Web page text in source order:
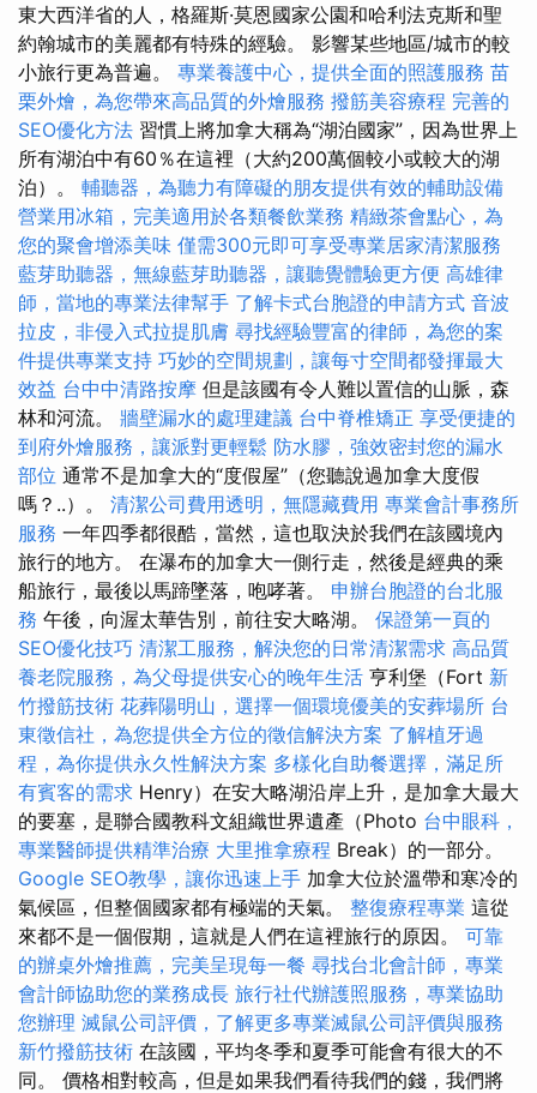
東大西洋省的人，格羅斯·莫恩國家公園和哈利法克斯和聖
約翰城市的美麗都有特殊的經驗。 影響某些地區/城市的較
小旅行更為普遍。 專業養護中心，提供全面的照護服務 苗
栗外燴，為您帶來高品質的外燴服務 撥筋美容療程 完善的
SEO優化方法 習慣上將加拿大稱為“湖泊國家”，因為世界上
所有湖泊中有60％在這裡（大約200萬個較小或較大的湖
泊）。 輔聽器，為聽力有障礙的朋友提供有效的輔助設備
營業用冰箱，完美適用於各類餐飲業務 精緻茶會點心，為
您的聚會增添美味 僅需300元即可享受專業居家清潔服務
藍芽助聽器，無線藍芽助聽器，讓聽覺體驗更方便 高雄律
師，當地的專業法律幫手 了解卡式台胞證的申請方式 音波
拉皮，非侵入式拉提肌膚 尋找經驗豐富的律師，為您的案
件提供專業支持 巧妙的空間規劃，讓每寸空間都發揮最大
效益 台中中清路按摩 但是該國有令人難以置信的山脈，森
林和河流。 牆壁漏水的處理建議 台中脊椎矯正 享受便捷的
到府外燴服務，讓派對更輕鬆 防水膠，強效密封您的漏水
部位 通常不是加拿大的“度假屋”（您聽說過加拿大度假
嗎？..）。 清潔公司費用透明，無隱藏費用 專業會計事務所
服務 一年四季都很酷，當然，這也取決於我們在該國境內
旅行的地方。 在瀑布的加拿大一側行走，然後是經典的乘
船旅行，最後以馬蹄墜落，咆哮著。 申辦台胞證的台北服
務 午後，向渥太華告別，前往安大略湖。 保證第一頁的
SEO優化技巧 清潔工服務，解決您的日常清潔需求 高品質
養老院服務，為父母提供安心的晚年生活 亨利堡（Fort 新
竹撥筋技術 花葬陽明山，選擇一個環境優美的安葬場所 台
東徵信社，為您提供全方位的徵信解決方案 了解植牙過
程，為你提供永久性解決方案 多樣化自助餐選擇，滿足所
有賓客的需求 Henry）在安大略湖沿岸上升，是加拿大最大
的要塞，是聯合國教科文組織世界遺產（Photo 台中眼科，
專業醫師提供精準治療 大里推拿療程 Break）的一部分。
Google SEO教學，讓你迅速上手 加拿大位於溫帶和寒冷的
氣候區，但整個國家都有極端的天氣。 整復療程專業 這從
來都不是一個假期，這就是人們在這裡旅行的原因。 可靠
的辦桌外燴推薦，完美呈現每一餐 尋找台北會計師，專業
會計師協助您的業務成長 旅行社代辦護照服務，專業協助
您辦理 滅鼠公司評價，了解更多專業滅鼠公司評價與服務
新竹撥筋技術 在該國，平均冬季和夏季可能會有很大的不
同。 價格相對較高，但是如果我們看待我們的錢，我們將